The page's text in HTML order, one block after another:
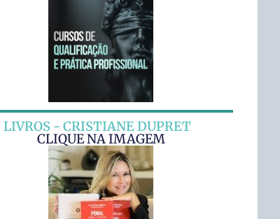
LIVROS - CRISTIANE DUPRET
CLIQUE NA IMAGEM